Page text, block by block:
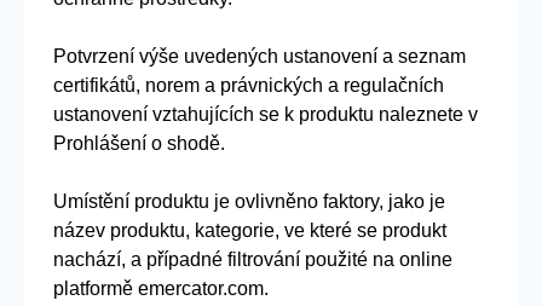
Potvrzení výše uvedených ustanovení a seznam
certifikátů, norem a právnických a regulačních
ustanovení vztahujících se k produktu naleznete v
Prohlášení o shodě.
Umístění produktu je ovlivněno faktory, jako je
název produktu, kategorie, ve které se produkt
nachází, a případné filtrování použité na online
platformě emercator.com.